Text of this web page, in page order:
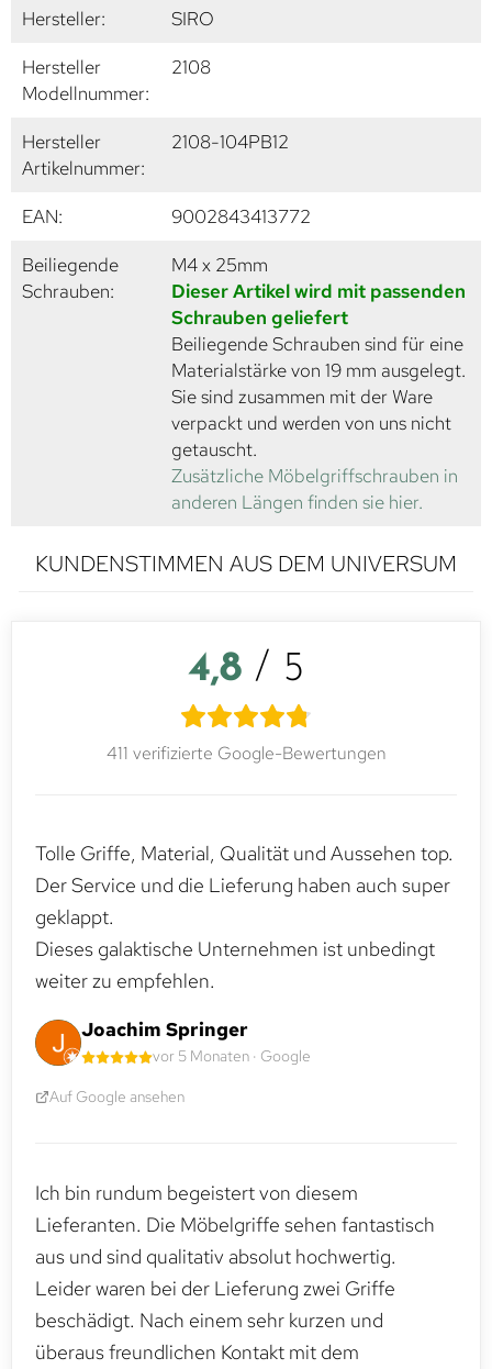
Hersteller:
SIRO
Hersteller
Modellnummer:
2108
Hersteller
Artikelnummer:
2108-104PB12
EAN:
9002843413772
Beiliegende
Schrauben:
M4 x 25mm
Dieser Artikel wird mit passenden
Schrauben geliefert
Beiliegende Schrauben sind für eine
Materialstärke von 19 mm ausgelegt.
Sie sind zusammen mit der Ware
verpackt und werden von uns nicht
getauscht.
Zusätzliche Möbelgriffschrauben in
anderen Längen finden sie hier.
KUNDENSTIMMEN AUS DEM UNIVERSUM
4,8 / 5
411 verifizierte Google-Bewertungen
Tolle Griffe, Material, Qualität und Aussehen top.
Der Service und die Lieferung haben auch super
geklappt.
Dieses galaktische Unternehmen ist unbedingt
weiter zu empfehlen.
Joachim Springer
vor 5 Monaten · Google
Auf Google ansehen
Ich bin rundum begeistert von diesem
Lieferanten. Die Möbelgriffe sehen fantastisch
aus und sind qualitativ absolut hochwertig.
Leider waren bei der Lieferung zwei Griffe
beschädigt. Nach einem sehr kurzen und
überaus freundlichen Kontakt mit dem